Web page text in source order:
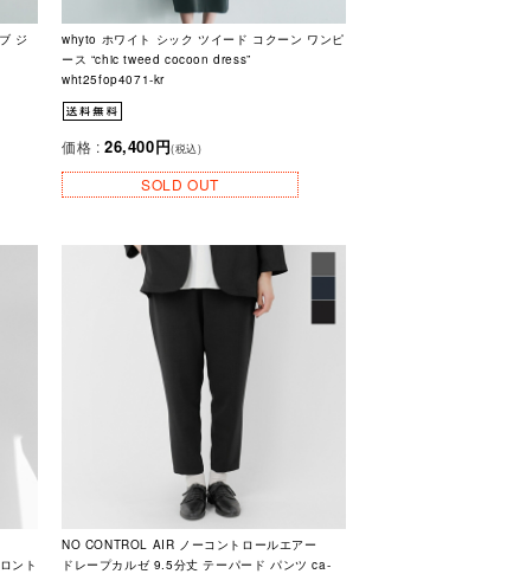
ジ
whyto ホワイト シック ツイード コクーン ワンピ
ース “chic tweed cocoon dress”
wht25fop4071-kr
価格 : 26,400円(税込)
SOLD OUT
ント
NO CONTROL AIR ノーコントロールエアー
ドレープカルゼ 9.5分丈 テーパード パンツ ca-